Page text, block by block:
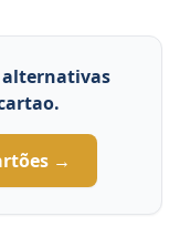
alternativas
→